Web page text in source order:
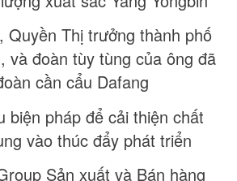
Quyền Thị trưởng thành phố
và đoàn tùy tùng của ông đã
cần cẩu Dafang
biện pháp để cải thiện chất
vào thúc đẩy phát triển
Sản xuất và Bán hàng